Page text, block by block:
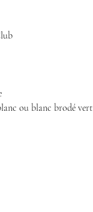
ou blanc brodé vert